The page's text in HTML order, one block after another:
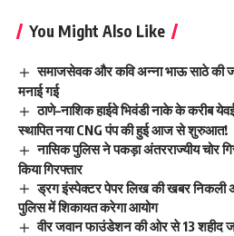
You Might Also Like
समाजसेवक और कवि अन्ना भाऊ साठे की
मनाई गई
ठाणे–नाशिक हाईवे भिवंडी नाके के करीब
स्थापित नया CNG पंप की हुई आज से शुरुआत!
नासिक पुलिस ने पकड़ा अंतरराज्यीय चोर
किया गिरफ्तार
ड्रग इंस्पेक्टर पेपर लिख की खबर निकली
पुलिस में शिकायत करेगा आयोग
वीर जवान फाउंडेशन की ओर से 13 शहीद